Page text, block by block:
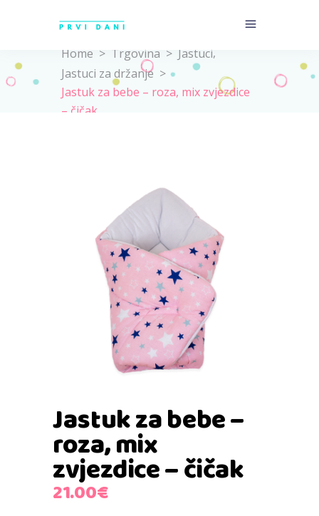
Home > Trgovina > Jastuci,
Jastuci za držanje >
Jastuk za bebe – roza, mix zvjezdice
– čičak
Jastuk za bebe –
roza, mix
zvjezdice – čičak
21.00€